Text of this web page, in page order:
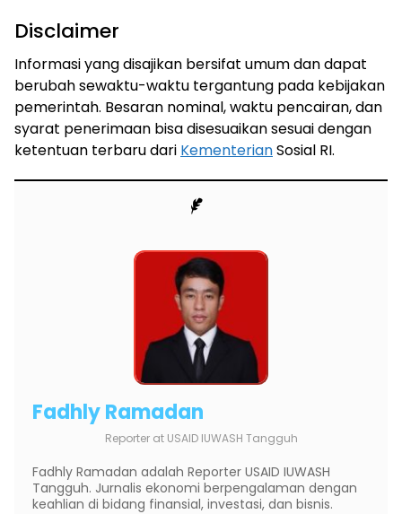
Disclaimer
Informasi yang disajikan bersifat umum dan dapat
berubah sewaktu-waktu tergantung pada kebijakan
pemerintah. Besaran nominal, waktu pencairan, dan
syarat penerimaan bisa disesuaikan sesuai dengan
ketentuan terbaru dari KementerianSosial RI.
Fadhly Ramadan
Reporter at USAID IUWASH Tangguh
Fadhly Ramadan adalah Reporter USAID IUWASH
Tangguh. Jurnalis ekonomi berpengalaman dengan
keahlian di bidang finansial, investasi, dan bisnis.